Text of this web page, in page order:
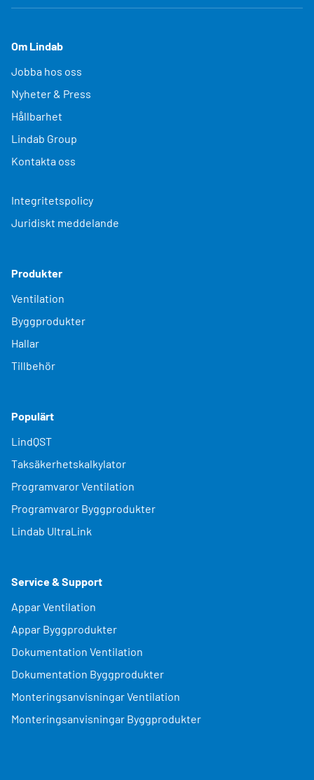
Om Lindab
Jobba hos oss
Nyheter & Press
Hållbarhet
Lindab Group
Kontakta oss
Integritetspolicy
Juridiskt meddelande
Produkter
Ventilation
Byggprodukter
Hallar
Tillbehör
Populärt
LindQST
Taksäkerhetskalkylator
Programvaror Ventilation
Programvaror Byggprodukter
Lindab UltraLink
Service & Support
Appar Ventilation
Appar Byggprodukter
Dokumentation Ventilation
Dokumentation Byggprodukter
Monteringsanvisningar Ventilation
Monteringsanvisningar Byggprodukter